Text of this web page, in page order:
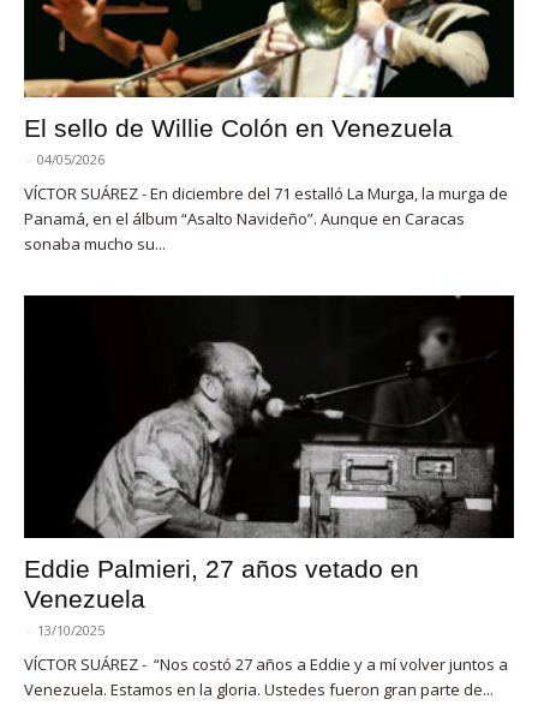
El sello de Willie Colón en Venezuela
- 04/05/2026
VÍCTOR SUÁREZ - En diciembre del 71 estalló La Murga, la murga de
Panamá, en el álbum “Asalto Navideño”. Aunque en Caracas
sonaba mucho su...
Eddie Palmieri, 27 años vetado en
Venezuela
- 13/10/2025
VÍCTOR SUÁREZ - “Nos costó 27 años a Eddie y a mí volver juntos a
Venezuela. Estamos en la gloria. Ustedes fueron gran parte de...